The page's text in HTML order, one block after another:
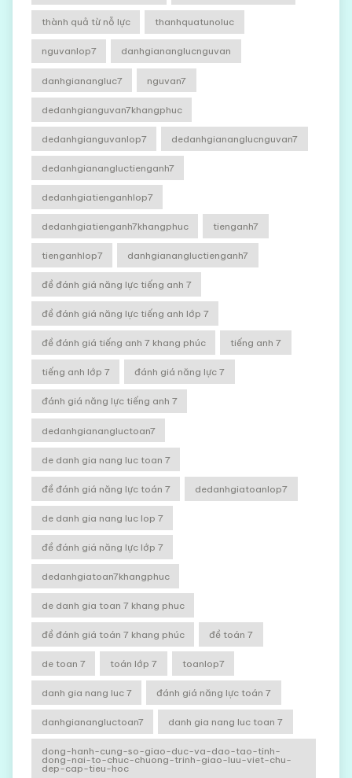
thành quả từ nỗ lực thanhquatunoluc
nguvanlop7 danhgiananglucnguvan
danhgianangluc7 nguvan7
dedanhgianguvan7khangphuc
dedanhgianguvanlop7 dedanhgiananglucnguvan7
dedanhgianangluctienganh7
dedanhgiatienganhlop7
dedanhgiatienganh7khangphuc tienganh7
tienganhlop7 danhgianangluctienganh7
đề đánh giá năng lực tiếng anh 7
đề đánh giá năng lực tiếng anh lớp 7
đề đánh giá tiếng anh 7 khang phúc tiếng anh 7
tiếng anh lớp 7 đánh giá năng lực 7
đánh giá năng lực tiếng anh 7
dedanhgianangluctoan7
de danh gia nang luc toan 7
đề đánh giá năng lực toán 7 dedanhgiatoanlop7
de danh gia nang luc lop 7
đề đánh giá năng lực lớp 7
dedanhgiatoan7khangphuc
de danh gia toan 7 khang phuc
đề đánh giá toán 7 khang phúc đề toán 7
de toan 7 toán lớp 7 toanlop7
danh gia nang luc 7 đánh giá năng lực toán 7
danhgianangluctoan7 danh gia nang luc toan 7
dong-hanh-cung-so-giao-duc-va-dao-tao-tinh-
dong-nai-to-chuc-chuong-trinh-giao-luu-viet-chu-
dep-cap-tieu-hoc